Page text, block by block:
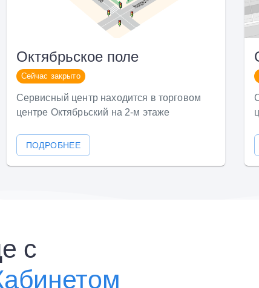
Октябрьское поле
Сейчас закрыто
Сервисный центр находится в торговом
центре Октябрьский на 2-м этаже
ПОДРОБНЕЕ
с